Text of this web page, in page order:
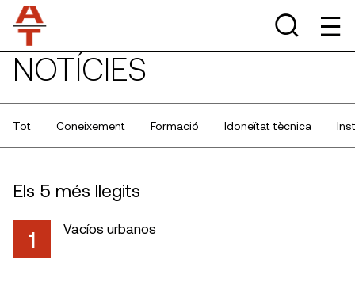
NOTÍCIES
Tot Coneixement Formació Idoneïtat tècnica
Els 5 més llegits
1 Vacíos urbanos